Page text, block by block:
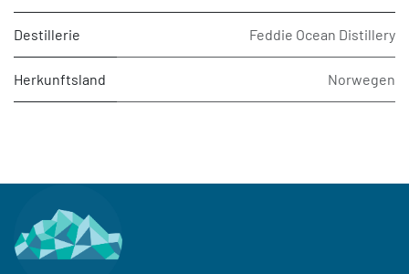
Destillerie Feddie Ocean Distillery
Herkunftsland Norwegen